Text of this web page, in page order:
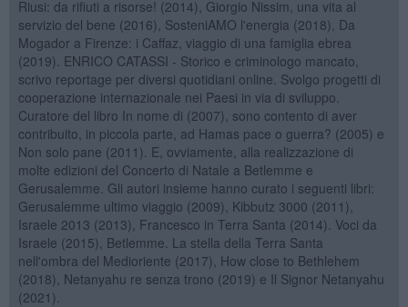
Riusi: da rifiuti a risorse! (2014), Giorgio Nissim, una vita al
servizio del bene (2016), SosteniAMO l'energia (2018), Da
Mogador a Firenze: i Caffaz, viaggio di una famiglia ebrea
(2019). ENRICO CATASSI - Storico e criminologo mancato,
scrivo reportage per diversi quotidiani online. Svolgo progetti di
cooperazione internazionale nei Paesi in via di sviluppo.
Curatore del libro In nome di (2007), sono contento di aver
contribuito, in piccola parte, ad Hamas pace o guerra? (2005) e
Non solo pane (2011). E, ovviamente, alla realizzazione di
molte edizioni del Concerto di Natale a Betlemme e
Gerusalemme. Gli autori insieme hanno curato i seguenti libri:
Gerusalemme ultimo viaggio (2009), Kibbutz 3000 (2011),
Israele 2013 (2013), Francesco in Terra Santa (2014). Voci da
Israele (2015), Betlemme. La stella della Terra Santa
nell'ombra del Medioriente (2017), How close to Bethlehem
(2018), Netanyahu re senza trono (2019) e Il Signor Netanyahu
(2021).